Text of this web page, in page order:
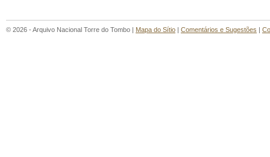
© 2026 - Arquivo Nacional Torre do Tombo | Mapa do Sítio | Comentários e Sugestões |